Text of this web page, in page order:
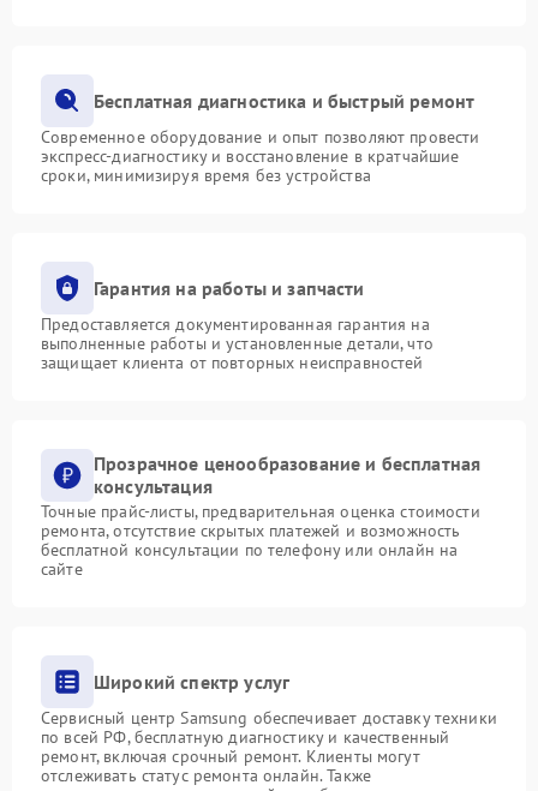
Бесплатная диагностика и быстрый ремонт
Современное оборудование и опыт позволяют провести
экспресс-диагностику и восстановление в кратчайшие
сроки, минимизируя время без устройства
Гарантия на работы и запчасти
Предоставляется документированная гарантия на
выполненные работы и установленные детали, что
защищает клиента от повторных неисправностей
Прозрачное ценообразование и бесплатная
консультация
Точные прайс-листы, предварительная оценка стоимости
ремонта, отсутствие скрытых платежей и возможность
бесплатной консультации по телефону или онлайн на
сайте
Широкий спектр услуг
Сервисный центр Samsung обеспечивает доставку техники
по всей РФ, бесплатную диагностику и качественный
ремонт, включая срочный ремонт. Клиенты могут
отслеживать статус ремонта онлайн. Также